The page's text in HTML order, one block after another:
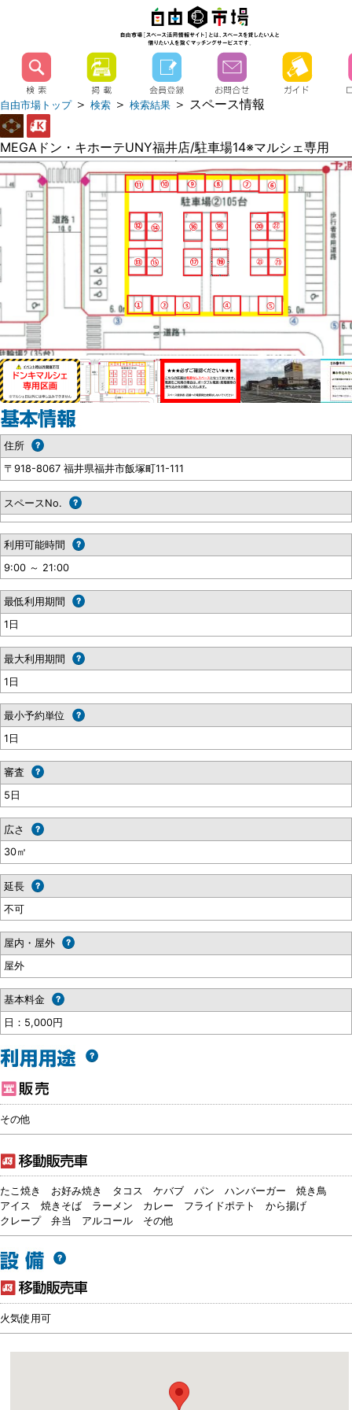
自由市場トップ＞ 検索 ＞ 検索結果 ＞ スペース情報
MEGAドン・キホーテUNY福井店/駐車場14※マルシェ専用
住所
〒918-8067 福井県福井市飯塚町11-111
スペースNo.
利用可能時間
9:00 ～ 21:00
最低利用期間
1日
最大利用期間
1日
最小予約単位
1日
審査
5日
広さ
30㎡
延長
不可
屋内・屋外
屋外
基本料金
日：5,000円
その他
たこ焼き お好み焼き タコス ケバブ パン ハンバーガー
焼き鳥
アイス
焼きそば ラーメン カレー フライドポテト
から揚げ
クレープ
弁当 アルコール その他
火気使用可